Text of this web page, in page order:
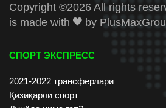
Copyright ©2026 All rights
is made with
by
СПОРТ ЭКСПРЕСС
2021-2022 трансферлари
Қизиқарли спорт